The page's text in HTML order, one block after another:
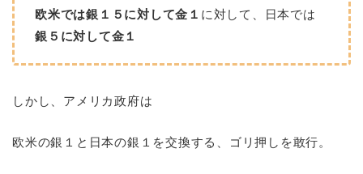
欧米では銀１５に対して金１ に対して、日本では
銀５に対して金１
しかし、アメリカ政府は
欧米の銀１と日本の銀１を交換する、ゴリ押しを敢行。